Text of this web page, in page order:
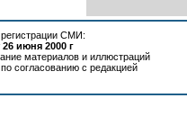
СМИ:
26 июня 2000 г
материалов и иллюстраций
согласованию с редакцией